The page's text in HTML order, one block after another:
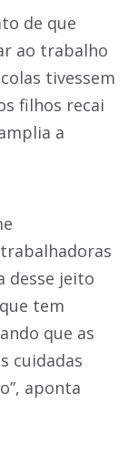
de que
ao trabalho
tivessem
filhos recai
a
desse jeito
tem
que as
cuidadas
aponta